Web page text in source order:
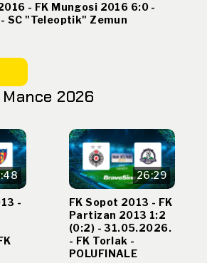
- FK Mungosi 2016 6:0 -
SC "Teleoptik" Zemun
2026
-
26:29
FK Sopot 2013 - FK
Partizan 2013 1:2
(0:2) - 31.05.2026.
- FK Torlak -
POLUFINALE